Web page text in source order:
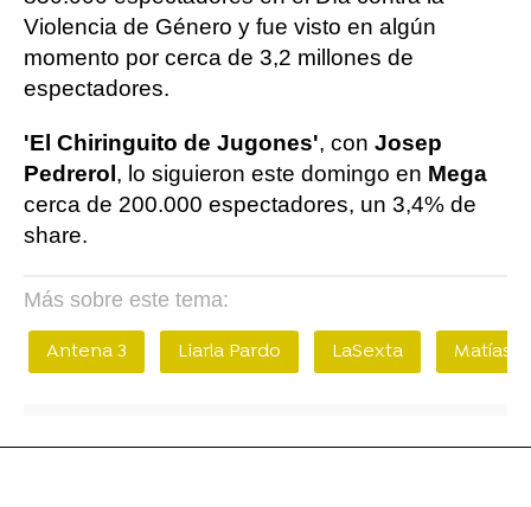
Violencia de Género y fue visto en algún
momento por cerca de 3,2 millones de
espectadores.
'El Chiringuito de Jugones', con Josep
Pedrerol , lo siguieron este domingo en Mega
cerca de 200.000 espectadores, un 3,4% de
share.
Más sobre este tema:
Antena 3 Liarla Pardo LaSexta Matías